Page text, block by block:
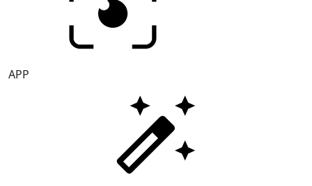
端传输技术，实现活动现场精彩瞬间
的秒级上传与实时共享，让未到场的
修图：由资深修图团队对关键画面进
一处理，输出符合通信行业科技感与
直播推流：支持多平台（如官网、视
频号、抖音、B站等）同步高清推
流，配备专业导播、音频及网络保
障，确保直播稳定流畅、观感卓越；
游机花絮拍摄：安排游动摄像师穿梭
于会场内外，灵活捕捉嘉宾交流、幕
APP